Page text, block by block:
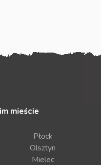
mieście
Płock
Olsztyn
Mielec